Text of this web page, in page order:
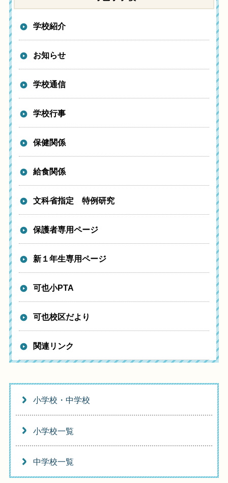
学校紹介
お知らせ
学校通信
学校行事
保健関係
給食関係
文科省指定 特例研究
保護者専用ページ
新１年生専用ページ
可也小PTA
可也校区だより
関連リンク
小学校・中学校
小学校一覧
中学校一覧